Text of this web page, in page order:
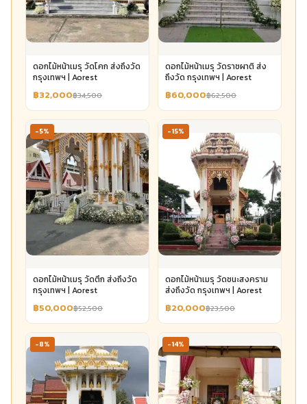
ดอกไม้หน้าเมรุ วัดโคก ส่งถึงวัด
กรุงเทพฯ | Aorest
฿32,000฿34,500
ดอกไม้หน้าเมรุ วัดราชผาติ ส่ง
ถึงวัด กรุงเทพฯ | Aorest
฿60,000฿62,500
-5%
ดอกไม้หน้าเมรุ วัดตึก ส่งถึงวัด
กรุงเทพฯ | Aorest
฿50,000฿52,500
-15%
ดอกไม้หน้าเมรุ วัดชนะสงคราม
ส่งถึงวัด กรุงเทพฯ | Aorest
฿20,000฿23,500
-8% -14%